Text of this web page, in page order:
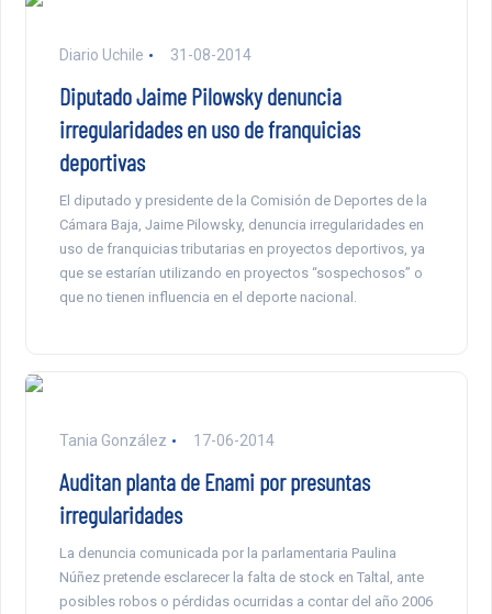
Diario Uchile 31-08-2014
Diputado Jaime Pilowsky denuncia
irregularidades en uso de franquicias
deportivas
El diputado y presidente de la Comisión de Deportes de la
Cámara Baja, Jaime Pilowsky, denuncia irregularidades en
uso de franquicias tributarias en proyectos deportivos, ya
que se estarían utilizando en proyectos “sospechosos” o
que no tienen influencia en el deporte nacional.
Tania González 17-06-2014
Auditan planta de Enami por presuntas
irregularidades
La denuncia comunicada por la parlamentaria Paulina
Núñez pretende esclarecer la falta de stock en Taltal, ante
posibles robos o pérdidas ocurridas a contar del año 2006